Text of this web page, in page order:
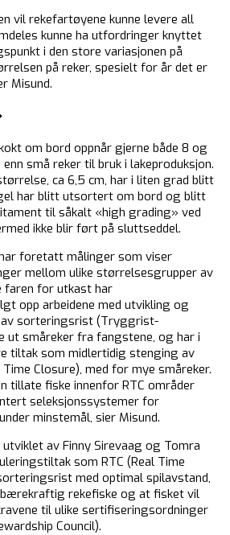
vil rekefartøyene kunne levere all
kunne ha utfordringer knyttet
i den store variasjonen på
på reker, spesielt for år det er
Misund.
om bord oppnår gjerne både 8 og
små reker til bruk i lakeproduksjon.
ca 6,5 cm, har i liten grad blitt
har blitt utsortert om bord og blitt
til såkalt «high grading» ved
ikke blir ført på sluttseddel.
foretatt målinger som viser
mellom ulike størrelsesgrupper av
faren for utkast har
opp arbeidene med utvikling og
sorteringsrist (Tryggrist-
ut småreker fra fangstene, og har i
tiltak som midlertidig stenging av
Closure), med for mye småreker.
tillate fiske innenfor RTC områder
seleksjonssystemer for
minstemål, sier Misund.
av Finny Sirevaag og Tomra
som RTC (Real Time
med optimal spilavstand,
rekefiske og at fisket vil
til ulike sertifiseringsordninger
Council).